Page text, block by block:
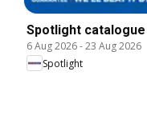
Spotlight catalogue
6 Aug 2026-23 Aug 2026
Spotlight